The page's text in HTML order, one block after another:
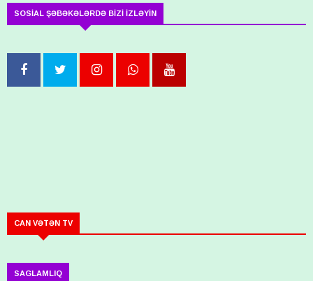
SOSİAL ŞƏBƏKƏLƏRDƏ BİZİ İZLƏYİN
CAN VƏTƏN TV
SAGLAMLIQ